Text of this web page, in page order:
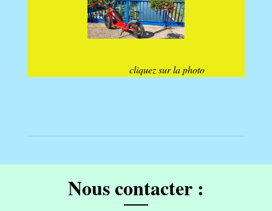
cliquez sur la photo
Nous contacter :